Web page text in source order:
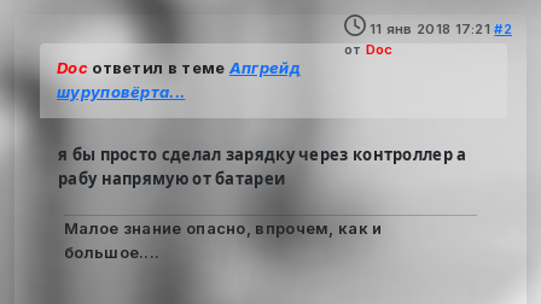
11 янв 2018 17:21 #2
от Doc
Docответил в теме Апгрейд
шуруповёрта...
я бы просто сделал зарядку через контроллер а
рабу напрямую от батареи
Малое знание опасно, впрочем, как и
большое....